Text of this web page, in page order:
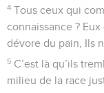
4 Tous ceux qui
connaissance ?
dévore du pain, Ils
5 C’est là qu’ils
milieu de la race